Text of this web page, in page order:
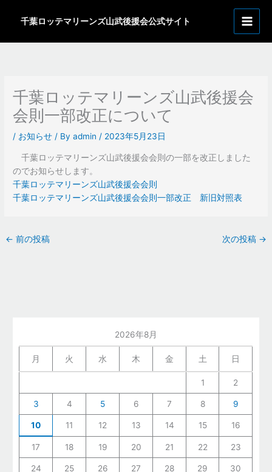
千葉ロッテマリーンズ山武後援会公式サイト
千葉ロッテマリーンズ山武後援会
会則一部改正について
/ お知らせ / Byadmin/ 2023年5月23日
千葉ロッテマリーンズ山武後援会会則の一部を改正しました
のでお知らせします。
千葉ロッテマリーンズ山武後援会会則
千葉ロッテマリーンズ山武後援会会則一部改正 新旧対照表
← 前の投稿 次の投稿 →
2026年8月
月 火 水 木 金 土 日
1 2
3 4 5 6 7 8 9
10 11 12 13 14 15 16
17 18 19 20 21 22 23
24 25 26 27 28 29 30
ー